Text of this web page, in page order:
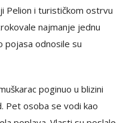
Pelion i turističkom ostrvu
najmanje jednu
pojasa odnosile su
poginuo u blizini
Pet osoba se vodi kao